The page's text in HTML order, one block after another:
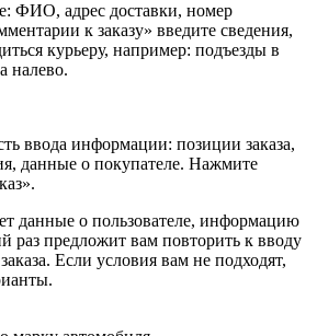
ФИО, адрес доставки, номер
к заказу» введите сведения,
курьеру, например: подъезды в
налево.
ввода информации: позиции заказа,
данные о покупателе. Нажмите
данные о пользователе, информацию
раз предложит вам повторить к вводу
Если условия вам не подходят,